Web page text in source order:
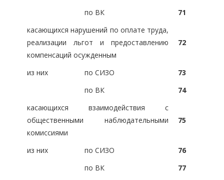
по ВК
71
касающихся нарушений по оплате труда,
реализации льгот и предоставлению
компенсаций осужденным
72
из них по СИЗО
73
по ВК
74
касающихся взаимодействия с
общественными наблюдательными
комиссиями
75
из них по СИЗО
76
по ВК
77